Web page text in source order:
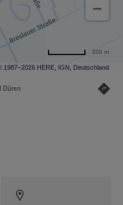
1987–2026 HERE, IGN, Deutschland
200 m
Düren